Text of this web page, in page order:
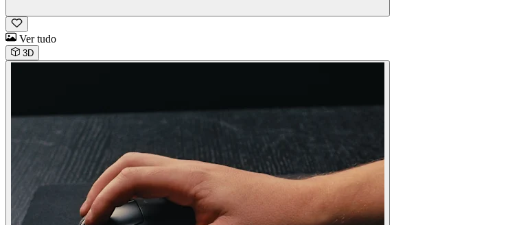
Ver tudo
3D